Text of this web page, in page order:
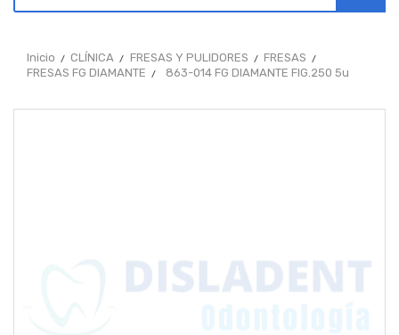
Inicio CLÍNICA FRESAS Y PULIDORES
FRESAS
FRESAS FG DIAMANTE
863-014 FG DIAMANTE FIG.250 5u